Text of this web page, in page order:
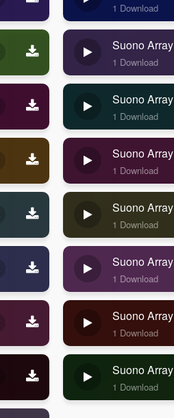
1 Download
Suono Array
1 Download
Suono Array
1 Download
Suono Array
1 Download
Suono Array
1 Download
Suono Array
1 Download
Suono Array
1 Download
Suono Array
1 Download